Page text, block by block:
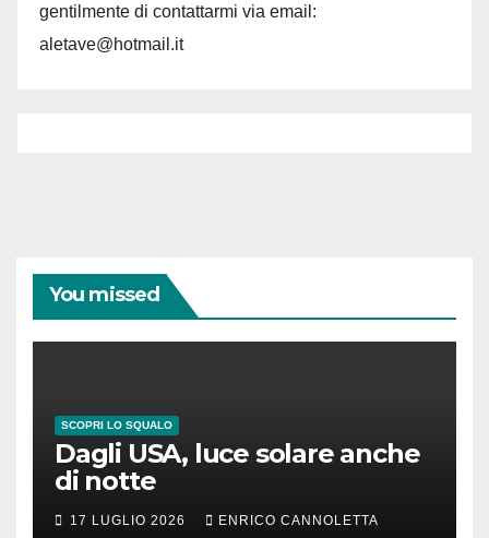
gentilmente di contattarmi via email:
aletave@hotmail.it
You missed
SCOPRI LO SQUALO
Dagli USA, luce solare anche
di notte
17 LUGLIO 2026 ENRICO CANNOLETTA